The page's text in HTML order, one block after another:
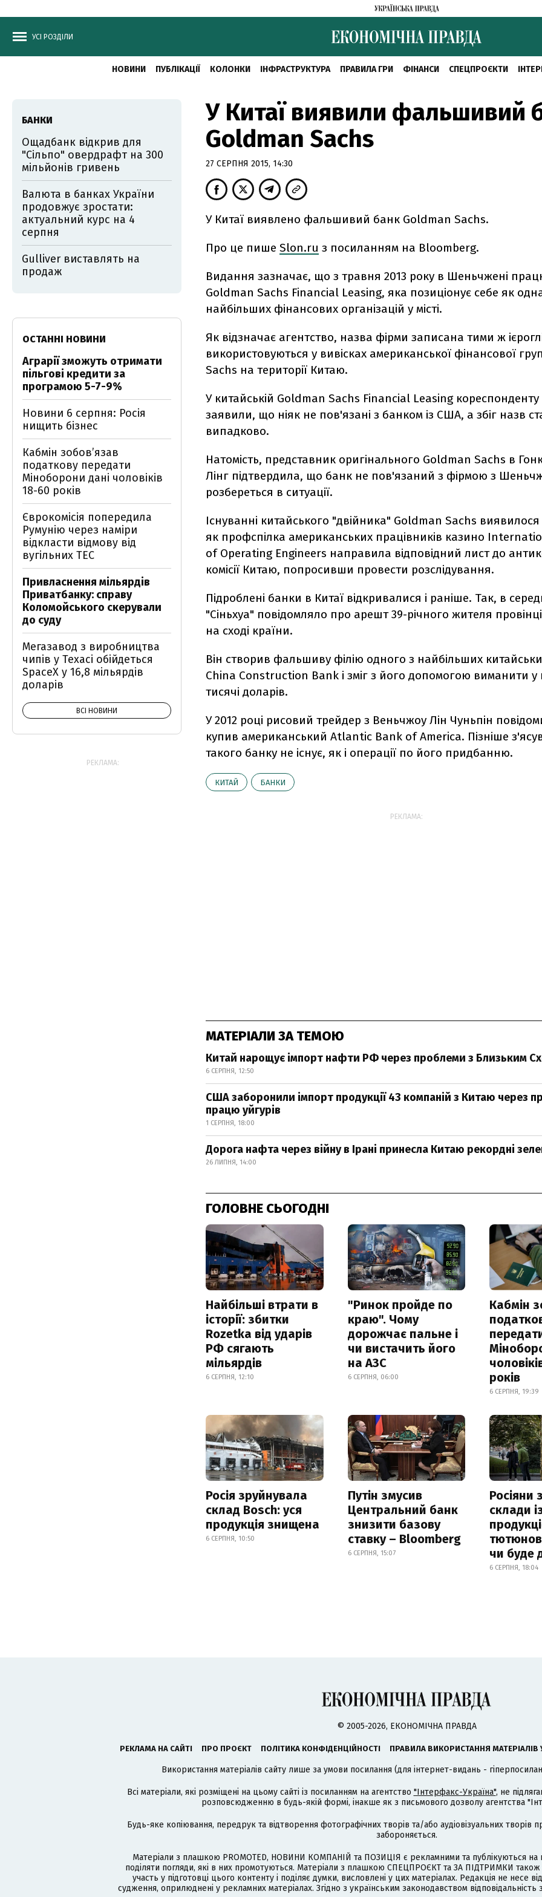
УСІ РОЗДІЛИ
НОВИНИ ПУБЛІКАЦІЇ КОЛОНКИ ІНФРАСТРУКТУРА ПРАВИЛА ГРИ ФІНАНСИ СПЕЦПРОЄКТИ
У Китаї виявили фальшивий
Goldman Sachs
27 СЕРПНЯ 2015, 14:30
У Китаї виявлено фальшивий банк Goldman Sachs.
Про це пише Slon.ru з посиланням на Bloomberg.
Видання зазначає, що з травня 2013 року в Шеньчжені
Goldman Sachs Financial Leasing, яка позиціонує себе як одна
найбільших фінансових організацій у місті.
Як відзначає агентство, назва фірми записана тими ж
використовуються у вивісках американської фінансової
Sachs на території Китаю.
У китайській Goldman Sachs Financial Leasing
заявили, що ніяк не пов'язані з банком із США, а збіг назв
випадково.
Натомість, представник оригінального Goldman Sachs в
Лінг підтвердила, що банк не пов'язаний з фірмою з
розбереться в ситуації.
Існуванні китайського "двійника" Goldman Sachs виявилося
як профспілка американських працівників казино
of Operating Engineers направила відповідний лист до
комісії Китаю, попросивши провести розслідування.
Підроблені банки в Китаї відкривалися і раніше. Так, в
"Сіньхуа" повідомляло про арешт 39-річного жителя
на сході країни.
Він створив фальшиву філію одного з найбільших
China Construction Bank і зміг з його допомогою виманити у
тисячі доларів.
У 2012 році рисовий трейдер з Веньчжоу Лін Чуньпін
купив американський Atlantic Bank of Americа. Пізніше
такого банку не існує, як і операції по його придбанню.
КИТАЙ БАНКИ
РЕКЛАМА:
МАТЕРІАЛИ ЗА ТЕМОЮ
Китай нарощує імпорт нафти РФ через проблеми з Близьким
6 СЕРПНЯ, 12:50
США заборонили імпорт продукції 43 компаній з Китаю через
працю уйгурів
1 СЕРПНЯ, 18:00
Дорога нафта через війну в Ірані принесла Китаю рекордні
26 ЛИПНЯ, 14:00
ГОЛОВНЕ СЬОГОДНІ
Найбільші втрати в
історії: збитки
Rozetka від ударів
РФ сягають
мільярдів
6 СЕРПНЯ, 12:10
"Ринок пройде по
краю". Чому
дорожчає пальне і
чи вистачить його
на АЗС
6 СЕРПНЯ, 06:00
Кабмін
років
6 СЕРПНЯ, 19:39
Росія зруйнувала
склад Bosch: уся
продукція знищена
6 СЕРПНЯ, 10:50
Путін змусив
Центральний банк
знизити базову
ставку – Bloomberg
6 СЕРПНЯ, 15:07
Росіяни
склади
чи буде
6 СЕРПНЯ, 18:04
БАНКИ
Ощадбанк відкрив для
"Сільпо" овердрафт на 300
мільйонів гривень
Валюта в банках України
продовжує зростати:
актуальний курс на 4
серпня
Gulliver виставлять на
продаж
ОСТАННІ НОВИНИ
Аграрії зможуть отримати
пільгові кредити за
програмою 5-7-9%
Новини 6 серпня: Росія
нищить бізнес
Кабмін зобовʼязав
податкову передати
Міноборони дані чоловіків
18-60 років
Єврокомісія попередила
Румунію через наміри
відкласти відмову від
вугільних ТЕС
Привласнення мільярдів
Приватбанку: справу
Коломойського скерували
до суду
Мегазавод з виробництва
чипів у Техасі обійдеться
SpaceX у 16,8 мільярдів
доларів
ВСІ НОВИНИ
РЕКЛАМА:
© 2005-2026, ЕКОНОМІЧНА ПРАВДА
РЕКЛАМА НА САЙТІ ПРО ПРОЄКТ ПОЛІТИКА КОНФІДЕНЦІЙНОСТІ ПРАВИЛА ВИКОРИСТАННЯ МАТЕРІАЛІВ
Використання матеріалів сайту лише за умови посилання (для інтернет-видань -
Всі матеріали, які розміщені на цьому сайті із посиланням на агентство "Інтерфакс-Україна", не
розповсюдженню в будь-якій формі, інакше як з письмового дозволу агентства
Будь-яке копіювання, передрук та відтворення фотографічних творів та/або аудіовізуальних
забороняється.
Матеріали з плашкою PROMOTED, НОВИНИ КОМПАНІЙ та ПОЗИЦІЯ є рекламними та публікуються на
поділяти погляди, які в них промотуються. Матеріали з плашкою СПЕЦПРОЄКТ та ЗА ПІДТРИМКИ
участь у підготовці цього контенту і поділяє думки, висловлені у цих матеріалах. Редакція не несе
судження, оприлюднені у рекламних матеріалах. Згідно з українським законодавством